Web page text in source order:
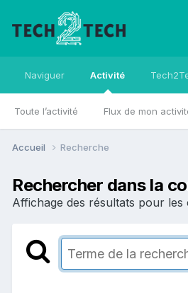
Naviguer Activité
Toute l’activité Flux de mon
Accueil Recherche
Rechercher dans la
Affichage des résultats pour les